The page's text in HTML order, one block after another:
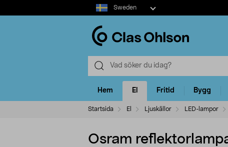
Select
market
Sweden
Hem El Fritid Bygg
Startsida El Ljuskällor LED-lampor
Osram